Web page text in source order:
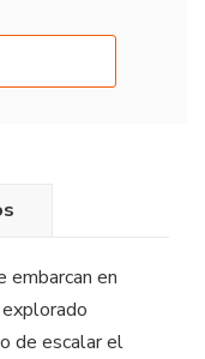
embarcan en
de escalar el